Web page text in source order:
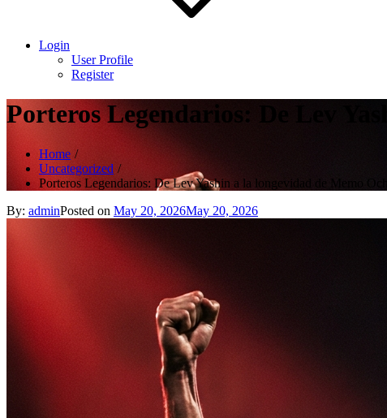
Login
User Profile
Register
Porteros Legendarios: De Lev
Home
Uncategorized
Porteros Legendarios: De Lev Yashin a la longevidad de Memo
By: adminPosted on May 20, 2026May 20, 2026